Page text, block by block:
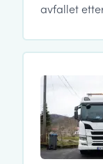
avfallet